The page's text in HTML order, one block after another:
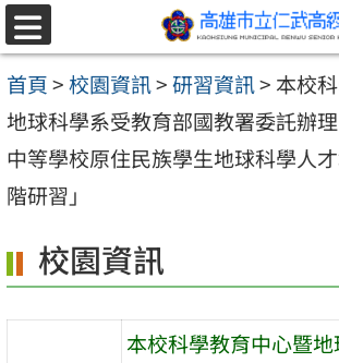
跳至主要內容區
選
單
首頁>校園資訊>研習資訊> 本校
地球科學系受教育部國教署委託辦
中等學校原住民族學生地球科學人
階研習」
校園資訊
本校科學教育中心暨